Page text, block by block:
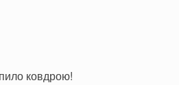
ковдрою!